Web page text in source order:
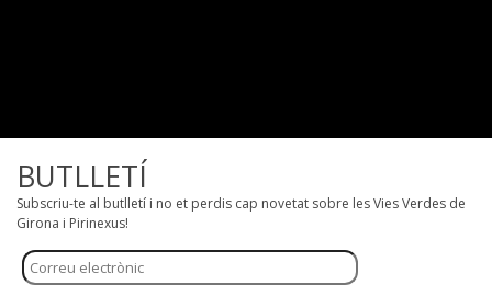
BUTLLETÍ
Subscriu-te al butlletí i no et perdis cap novetat sobre les Vies Verdes de
Girona i Pirinexus!